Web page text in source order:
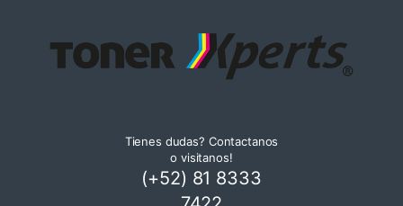
Tienes dudas? Contactanos
o visitanos!
(+52) 81 8333